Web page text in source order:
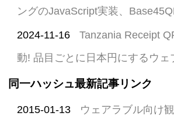
ングのJavaScript実装、
2024-11-16
Tanzania Receipt
動! 品目ごとに日本円にするウェ
同一ハッシュ最新記事リンク
2015-01-13 ウェアラブル向け